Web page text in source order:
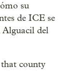
su
de ICE se
Alguacil del
county